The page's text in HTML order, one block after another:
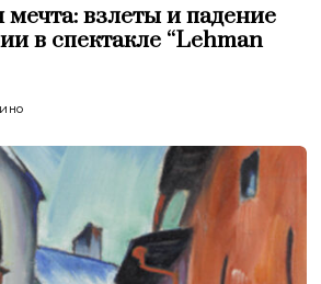
взлеты и падение
в спектакле “Lehman